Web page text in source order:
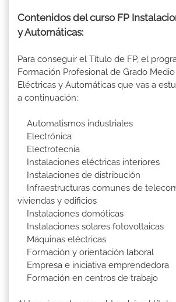
Contenidos del curso FP
y Automáticas:
Para conseguir el Título de FP, el
Formación Profesional de Grado
Eléctricas y Automáticas que vas a
a continuación:
Automatismos industriales
Electrónica
Electrotecnia
Instalaciones eléctricas interiores
Instalaciones de distribución
Infraestructuras comunes de
viviendas y edificios
Instalaciones domóticas
Instalaciones solares fotovoltaicas
Máquinas eléctricas
Formación y orientación laboral
Empresa e iniciativa emprendedora
Formación en centros de trabajo